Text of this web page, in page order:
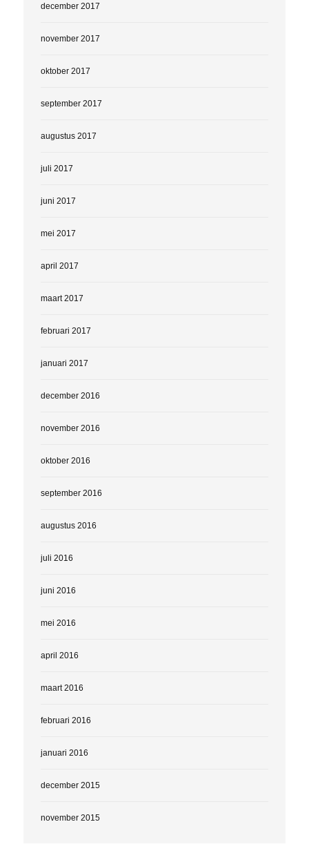
december 2017
november 2017
oktober 2017
september 2017
augustus 2017
juli 2017
juni 2017
mei 2017
april 2017
maart 2017
februari 2017
januari 2017
december 2016
november 2016
oktober 2016
september 2016
augustus 2016
juli 2016
juni 2016
mei 2016
april 2016
maart 2016
februari 2016
januari 2016
december 2015
november 2015